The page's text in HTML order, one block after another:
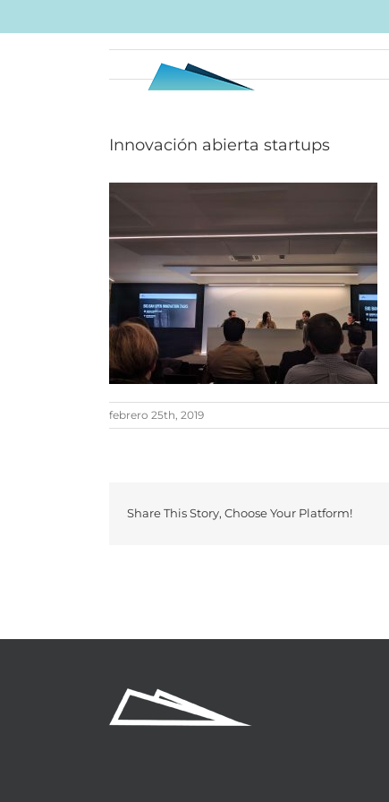
Innovación abierta startups
febrero 25th, 2019
Share This Story, Choose Your Platform!